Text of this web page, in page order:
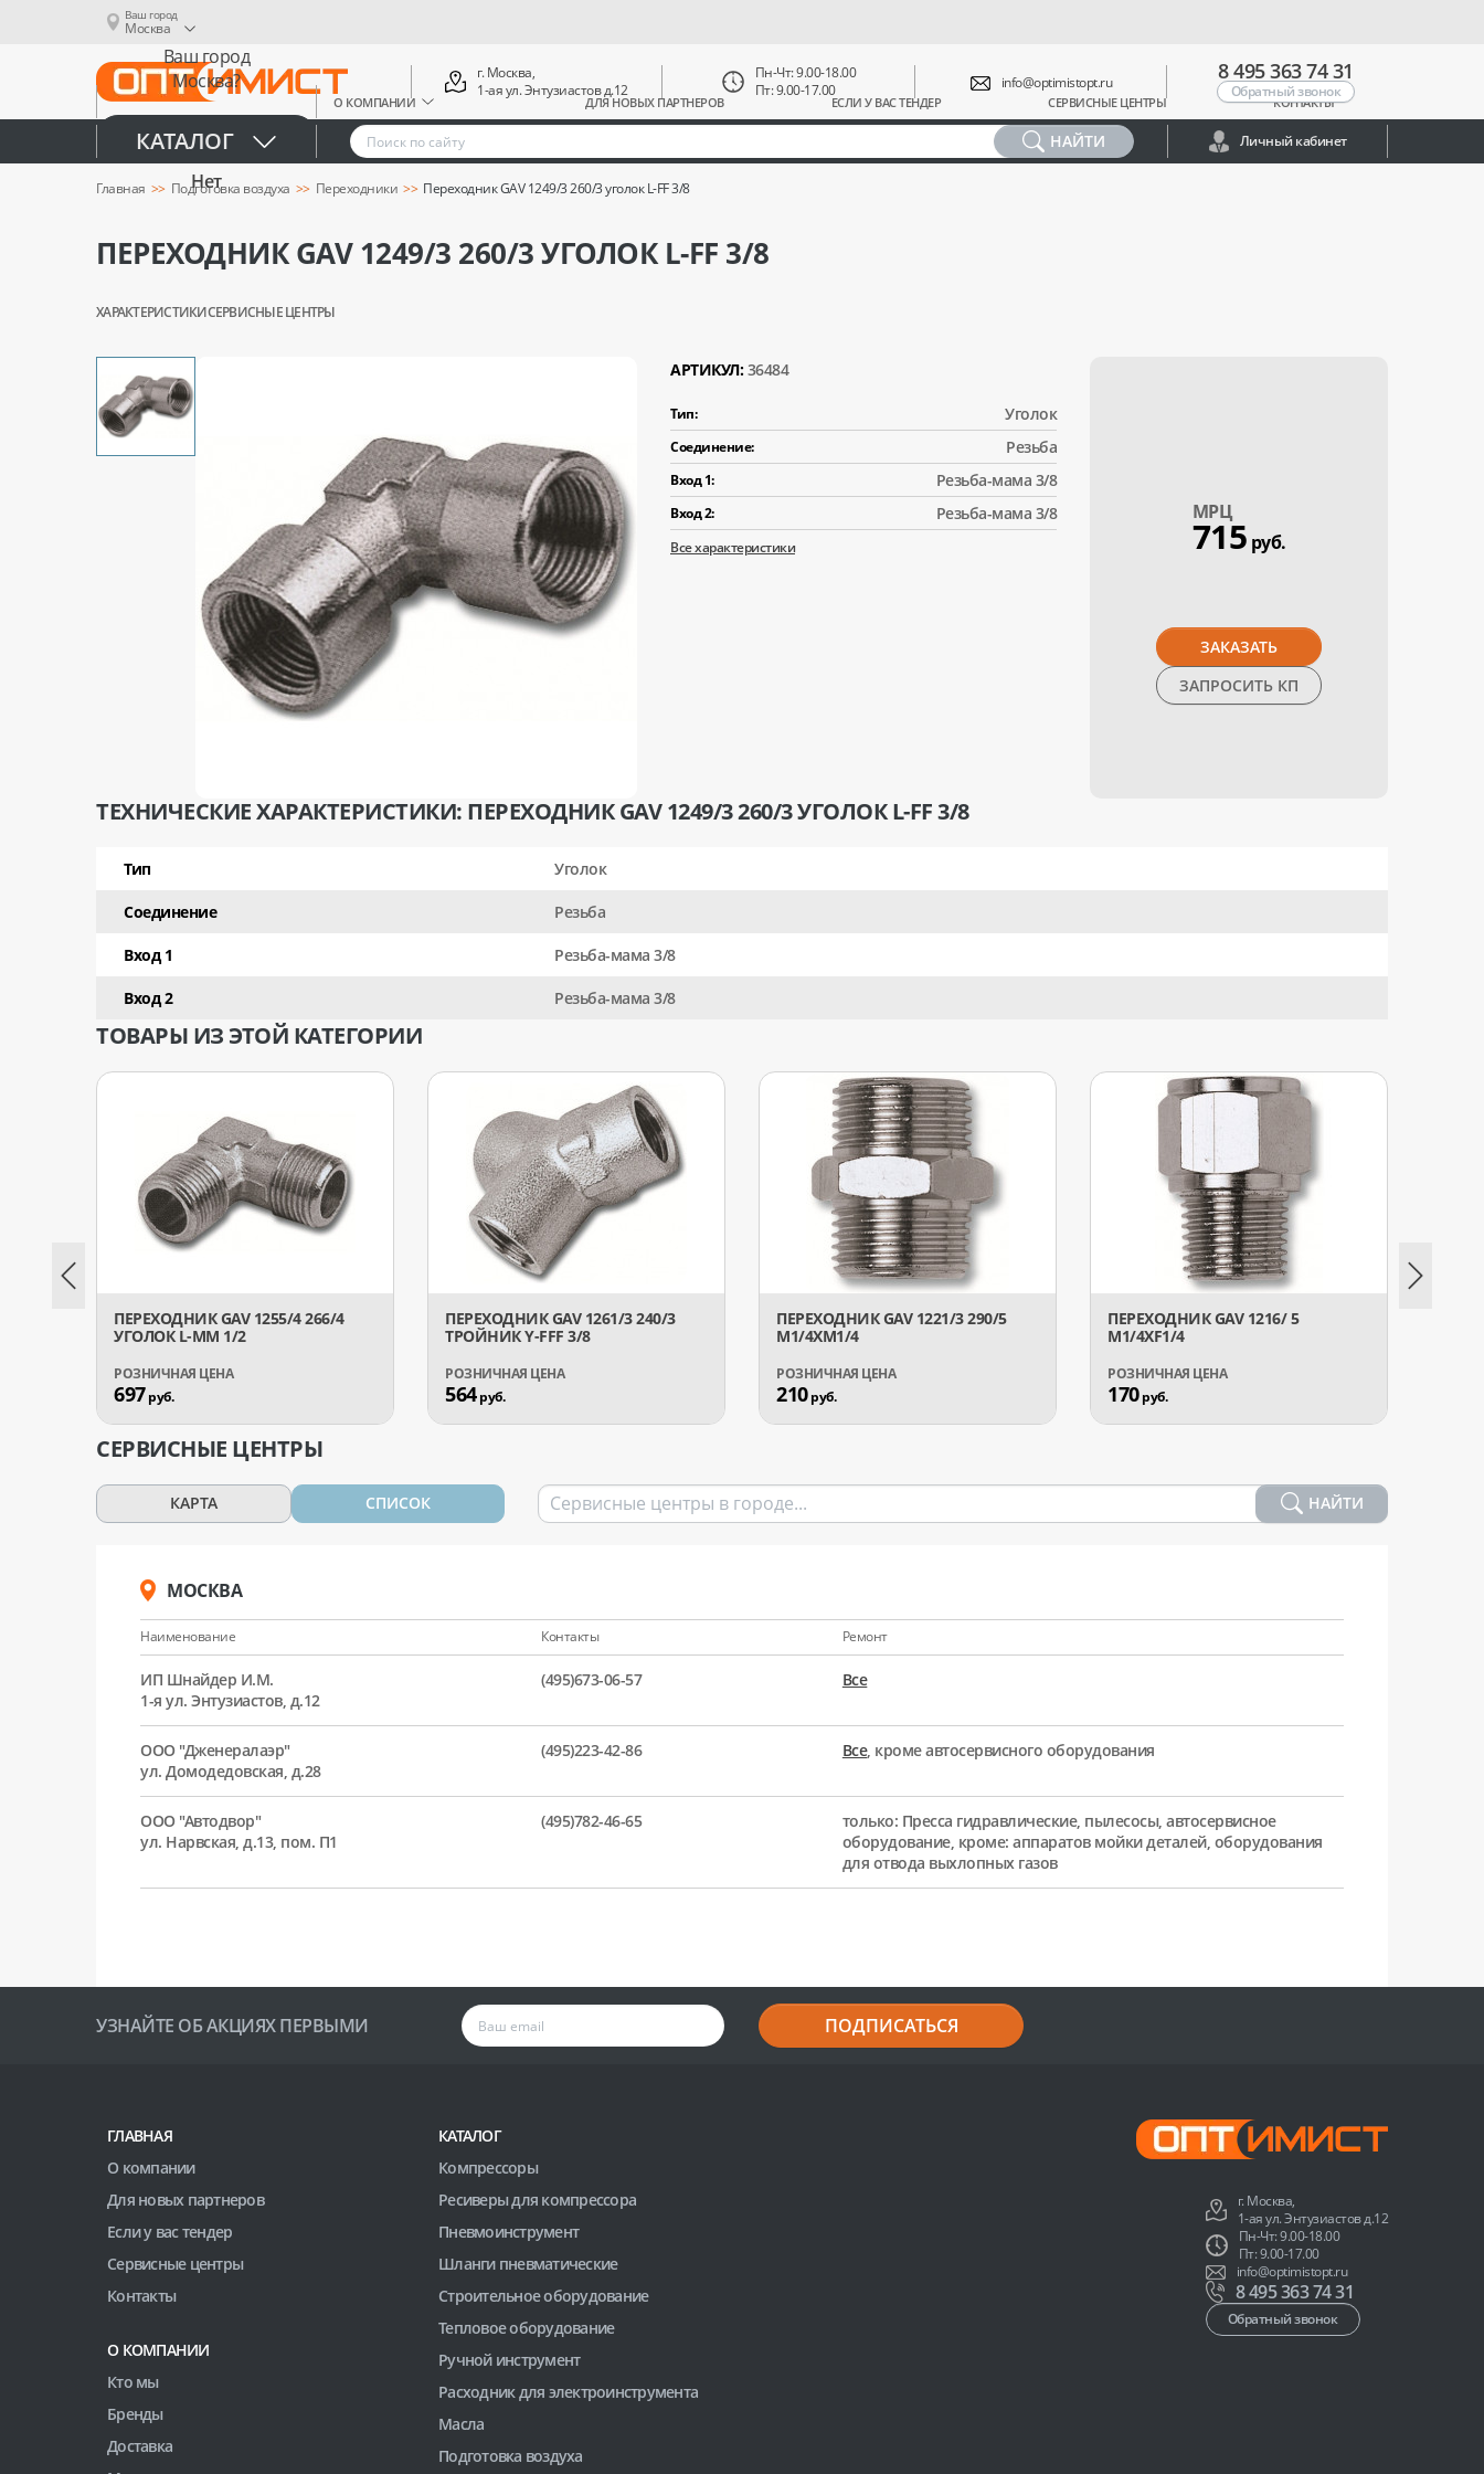
Ваш город
Москва
Ваш город
Москва?
Да
Нет
О КОМПАНИИ ДЛЯ НОВЫХ ПАРТНЕРОВ ЕСЛИ У ВАС ТЕНДЕР СЕРВИСНЫЕ ЦЕНТРЫ КОНТАКТЫ
г. Москва,
1-ая ул. Энтузиастов д.12
Пн-Чт: 9.00-18.00
Пт: 9.00-17.00
info@optimistopt.ru 8 495 363 74 31
Обратный звонок
КАТАЛОГ НАЙТИ Личный кабинет
Главная Подготовка воздуха Переходники Переходник GAV 1249/3 260/3 уголок L-FF 3/8
ПЕРЕХОДНИК GAV 1249/3 260/3 УГОЛОК L-FF 3/8
ХАРАКТЕРИСТИКИСЕРВИСНЫЕ ЦЕНТРЫ
АРТИКУЛ: 36484
Тип: Уголок
Соединение: Резьба
Вход 1: Резьба-мама 3/8
Вход 2: Резьба-мама 3/8
Все характеристики
МPЦ
715 руб.
ЗАКАЗАТЬ
ЗАПРОСИТЬ КП
ТЕХНИЧЕСКИЕ ХАРАКТЕРИСТИКИ: ПЕРЕХОДНИК GAV 1249/3 260/3 УГОЛОК L-FF 3/8
Тип Уголок
Соединение Резьба
Вход 1 Резьба-мама 3/8
Вход 2 Резьба-мама 3/8
ТОВАРЫ ИЗ ЭТОЙ КАТЕГОРИИ
ПЕРЕХОДНИК GAV 1255/4 266/4
УГОЛОК L-MM 1/2
697руб.
ПЕРЕХОДНИК GAV 1261/3 240/3
ТРОЙНИК Y-FFF 3/8
564руб.
ПЕРЕХОДНИК GAV 1221/3 290/5
М1/4XМ1/4
210руб.
ПЕРЕХОДНИК GAV 1216/ 5
М1/4XF1/4
170руб.
СЕРВИСНЫЕ ЦЕНТРЫ
КАРТА СПИСОК НАЙТИ
МОСКВА
Наименование Контакты Ремонт
ИП Шнайдер И.М.
1-я ул. Энтузиастов, д.12
(495)673-06-57 Все
ООО "Дженералаэр"
ул. Домодедовская, д.28
(495)223-42-86 Все, кроме автосервисного оборудования
ООО "Автодвор"
ул. Нарвская, д.13, пом. П1
(495)782-46-65
только: Пресса гидравлические, пылесосы, автосервисное
оборудование, кроме: аппаратов мойки деталей, оборудования
для отвода выхлопных газов
УЗНАЙТЕ ОБ АКЦИЯХ ПЕРВЫМИ ПОДПИСАТЬСЯ
ГЛАВНАЯ
О компании
Для новых партнеров
Если у вас тендер
Сервисные центры
Контакты
О КОМПАНИИ
Кто мы
Бренды
Доставка
КАТАЛОГ
Компрессоры
Ресиверы для компрессора
Пневмоинструмент
Шланги пневматические
Строительное оборудование
Тепловое оборудование
Ручной инструмент
Расходник для электроинструмента
Масла
Подготовка воздуха
г. Москва,
1-ая ул. Энтузиастов д.12
Пн-Чт: 9.00-18.00
Пт: 9.00-17.00
info@optimistopt.ru
8 495 363 74 31
Обратный звонок